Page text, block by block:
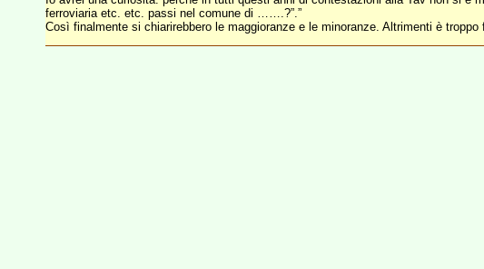
ferroviaria etc. etc. passi nel comune di …….?”.”
Così finalmente si chiarirebbero le maggioranze e le minoranze. Altrimenti è